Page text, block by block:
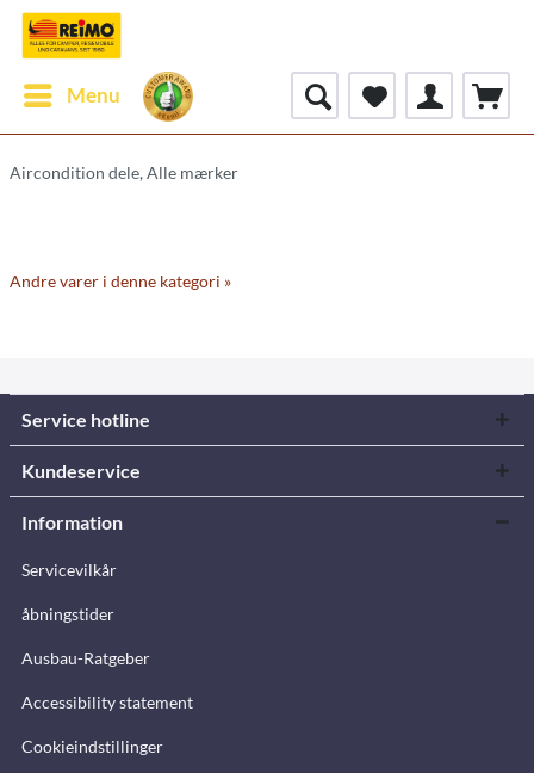
Menu
Aircondition dele, Alle mærker
Andre varer i denne kategori »
Service hotline
Kundeservice
Information
Servicevilkår
åbningstider
Ausbau-Ratgeber
Accessibility statement
Cookieindstillinger